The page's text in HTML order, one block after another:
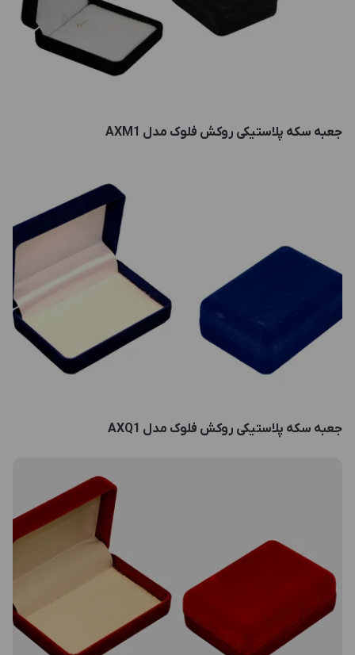
جعبه سکه پلاستیکی روکش فلوک مدل AXM1
جعبه سکه پلاستیکی روکش فلوک مدل AXQ1